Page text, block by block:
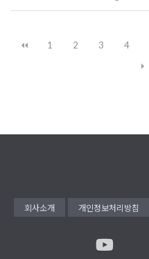
1 2 3 4
회사소개 개인정보처리방침